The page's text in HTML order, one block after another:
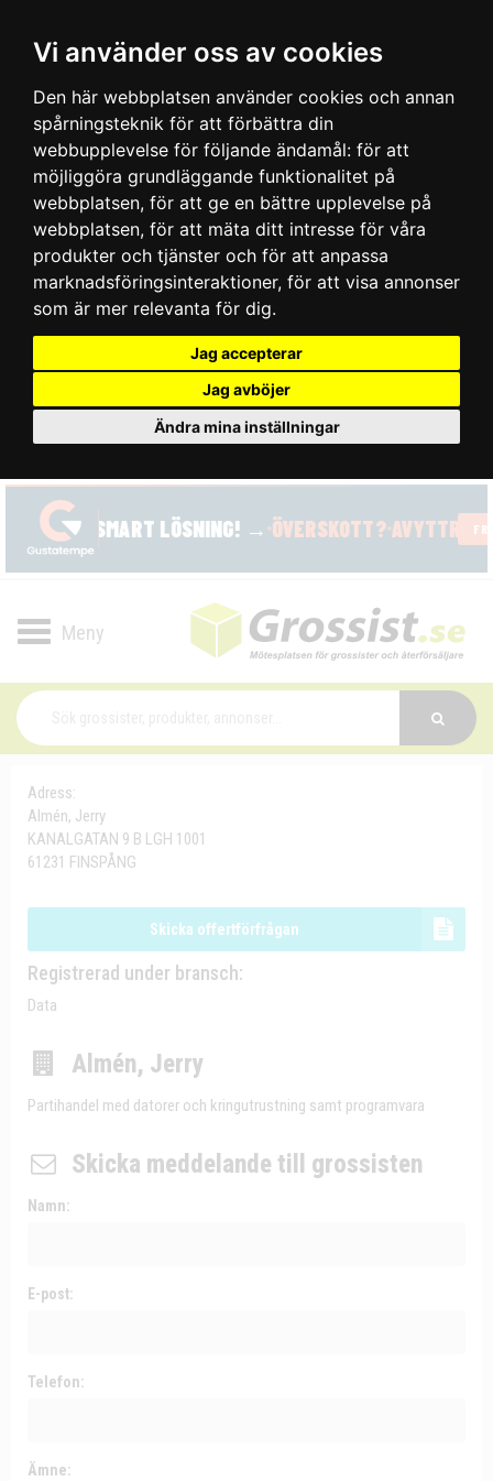
Vi använder oss av cookies
Den här webbplatsen använder cookies och annan
spårningsteknik för att förbättra din
webbupplevelse för följande ändamål: för att
möjliggöra grundläggande funktionalitet på
webbplatsen, för att ge en bättre upplevelse på
webbplatsen, för att mäta ditt intresse för våra
produkter och tjänster och för att anpassa
marknadsföringsinteraktioner, för att visa annonser
som är mer relevanta för dig.
Jag accepterar
Jag avböjer
Ändra mina inställningar
Toggle
Adress:
Almén, Jerry
KANALGATAN 9 B LGH 1001
61231 FINSPÅNG
Skicka offertförfrågan
Registrerad under bransch:
Data
Almén, Jerry
Partihandel med datorer och kringutrustning samt programvara
Skicka meddelande till grossisten
Namn:
E-post:
Telefon:
Ämne: